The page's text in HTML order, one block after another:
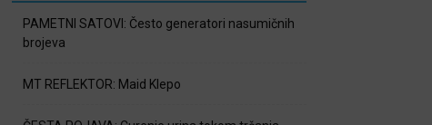
PAMETNI SATOVI: Često generatori nasumičnih
brojeva
MT REFLEKTOR: Maid Klepo